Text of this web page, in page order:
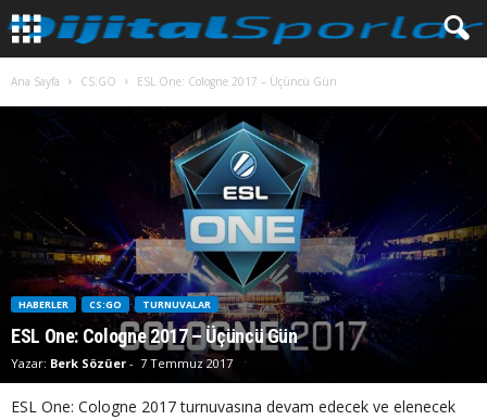
Ana Sayfa CS:GO ESL One: Cologne 2017 – Üçüncü Gün
HABERLER CS:GO TURNUVALAR
ESL One: Cologne 2017 – Üçüncü Gün
Yazar: Berk Sözüer - 7 Temmuz 2017
ESL One: Cologne 2017 turnuvasına devam edecek ve elenecek